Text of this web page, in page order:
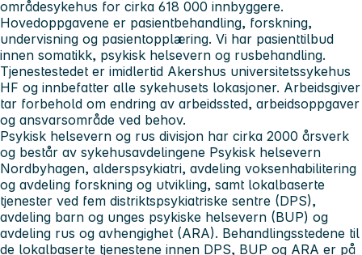
områdesykehus for cirka 618 000 innbyggere.
Hovedoppgavene er pasientbehandling, forskning,
undervisning og pasientopplæring. Vi har pasienttilbud
innen somatikk, psykisk helsevern og rusbehandling.
Tjenestestedet er imidlertid Akershus universitetssykehus
HF og innbefatter alle sykehusets lokasjoner. Arbeidsgiver
tar forbehold om endring av arbeidssted, arbeidsoppgaver
og ansvarsområde ved behov.
Psykisk helsevern og rus divisjon har cirka 2000 årsverk
og består av sykehusavdelingene Psykisk helsevern
Nordbyhagen, alderspsykiatri, avdeling voksenhabilitering
og avdeling forskning og utvikling, samt lokalbaserte
tjenester ved fem distriktspsykiatriske sentre (DPS),
avdeling barn og unges psykiske helsevern (BUP) og
avdeling rus og avhengighet (ARA). Behandlingsstedene til
de lokalbaserte tjenestene innen DPS, BUP og ARA er på